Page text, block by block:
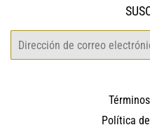
Correo
Política